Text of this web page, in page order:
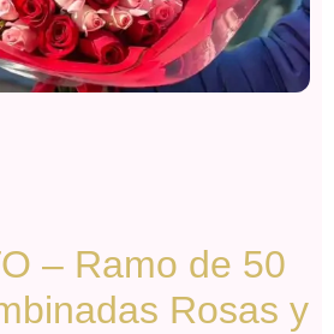
– Ramo de 50
Rosas y